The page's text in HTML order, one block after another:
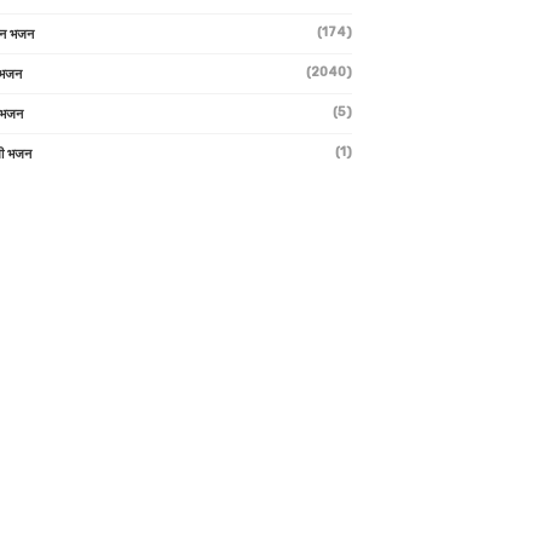
भजन (174)
भजन (2040)
भजन (5)
भजन (1)